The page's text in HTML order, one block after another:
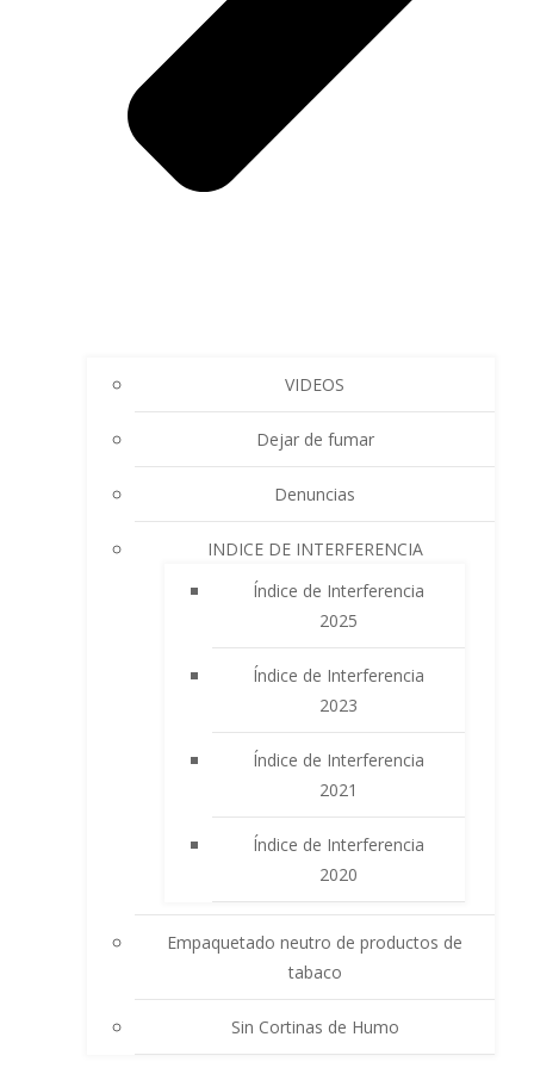
VIDEOS
Dejar de fumar
Denuncias
INDICE DE INTERFERENCIA
Índice de Interferencia
2025
Índice de Interferencia
2023
Índice de Interferencia
2021
Índice de Interferencia
2020
Empaquetado neutro de productos de
tabaco
Sin Cortinas de Humo